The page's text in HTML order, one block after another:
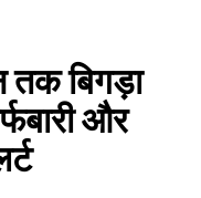
तक बिगड़ा
और